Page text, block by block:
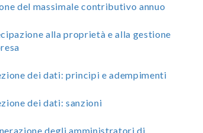
del massimale contributivo annuo
alla proprietà e alla gestione
dei dati: principi e adempimenti
dei dati: sanzioni
degli amministratori di